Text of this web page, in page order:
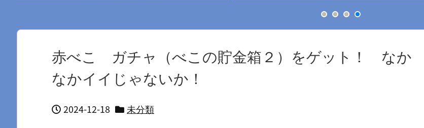
赤べこ ガチャ（べこの貯金箱２）をゲット！ なか
なかイイじゃないか！
2024-12-18 未分類